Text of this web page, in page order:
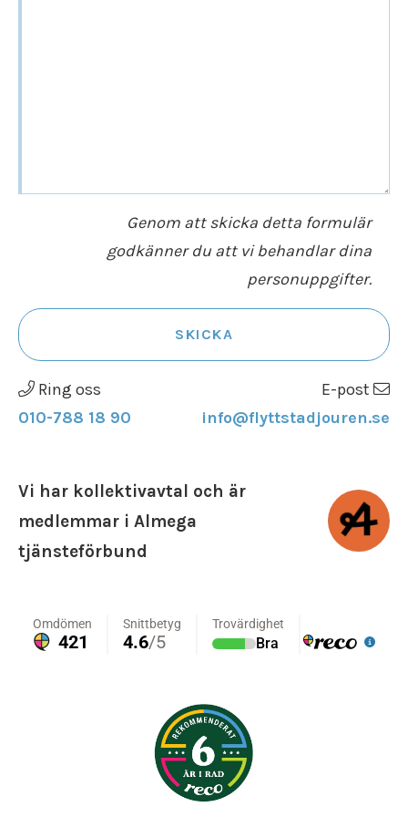
Genom att skicka detta formulär
godkänner du att vi behandlar dina
personuppgifter.
SKICKA
Ring oss
010-788 18 90
E-post
info@flyttstadjouren.se
Vi har kollektivavtal och är
medlemmar i Almega
tjänsteförbund